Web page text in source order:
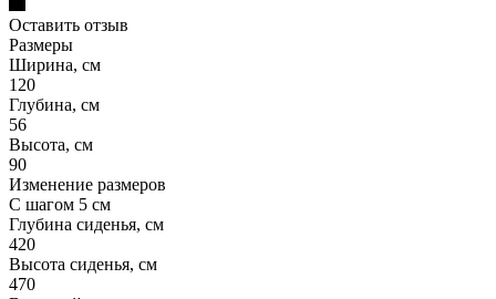
Оставить отзыв
Размеры
Ширина, см
120
Глубина, см
56
Высота, см
90
Изменение размеров
С шагом 5 см
Глубина сиденья, см
420
Высота сиденья, см
470